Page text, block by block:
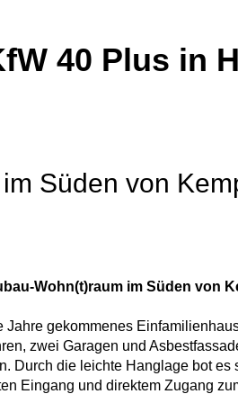
40 Plus in
Süden von
Wohn(t)raum im Süden von
Jahre gekommenes
zwei Garagen und
Durch die leichte Hanglage bot es
Eingang und direktem Zugang